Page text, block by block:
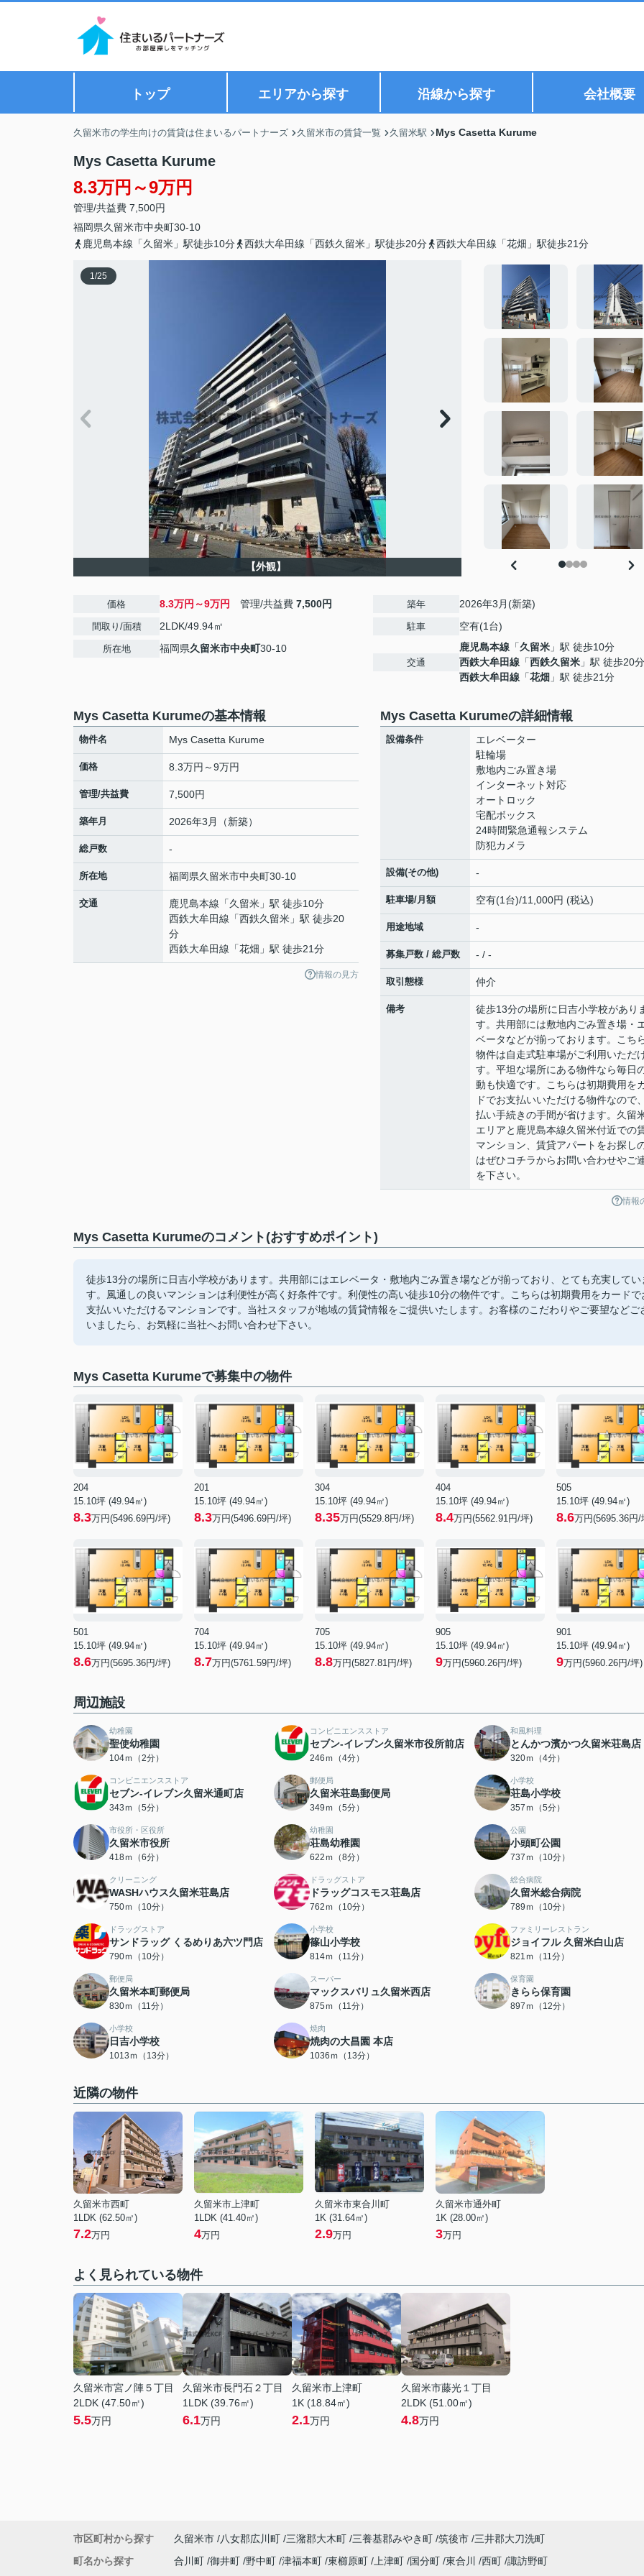
トップ エリアから探す 沿線から探す 会社概要
久留米市の学生向けの賃貸は住まいるパートナーズ 久留米市の賃貸一覧 久留米駅 Mys Casetta Kurume
Mys Casetta Kurume
8.3万円～9万円
管理/共益費 7,500円
福岡県久留米市中央町30-10
鹿児島本線「久留米」駅徒歩10分
西鉄大牟田線「西鉄久留米」駅徒歩20分 西鉄大牟田線「花畑」駅徒歩21分
1/25
【外観】
価格 8.3万円～9万円 管理/共益費 7,500円
間取り/面積 2LDK/49.94㎡
所在地 福岡県久留米市中央町30-10
築年 2026年3月(新築)
駐車 空有(1台)
交通
鹿児島本線 「久留米 」駅 徒歩10分
西鉄大牟田線 「西鉄久留米 」駅 徒歩20分
西鉄大牟田線 「花畑 」駅 徒歩21分
Mys Casetta Kurumeの基本情報
物件名 Mys Casetta Kurume
価格 8.3万円～9万円
管理/共益費 7,500円
築年月 2026年3月（新築）
総戸数 -
所在地 福岡県久留米市中央町30-10
交通 鹿児島本線 「久留米 」駅 徒歩10分
西鉄大牟田線 「西鉄久留米 」駅 徒歩20
分
西鉄大牟田線 「花畑 」駅 徒歩21分
情報の見方
Mys Casetta Kurumeの詳細情報
設備条件
エレベーター
駐輪場
敷地内ごみ置き場
インターネット対応
オートロック
宅配ボックス
24時間緊急通報システム
防犯カメラ
設備(その他) -
駐車場/月額 空有(1台)/11,000円 (税込)
用途地域 -
募集戸数 / 総戸数 - / -
取引態様 仲介
備考
徒歩13分の場所に日吉小学校があり
す。共用部には敷地内ごみ置き場・
ベータなどが揃っております。こち
物件は自走式駐車場がご利用いただ
す。平坦な場所にある物件なら毎日
動も快適です。こちらは初期費用を
ドでお支払いいただける物件なので
払い手続きの手間が省けます。久留
エリアと鹿児島本線久留米付近での
マンション、賃貸アパートをお探し
はぜひコチラからお問い合わせやご
を下さい。
情報
Mys Casetta Kurumeのコメント(おすすめポイント)
徒歩13分の場所に日吉小学校があります。共用部にはエレベータ・敷地内ごみ置き場などが揃っており、とても充実してい
す。風通しの良いマンションは利便性が高く好条件です。利便性の高い徒歩10分の物件です。こちらは初期費用をカードで
支払いいただけるマンションです。当社スタッフが地域の賃貸情報をご提供いたします。お客様のこだわりやご要望などご
いましたら、お気軽に当社へお問い合わせ下さい。
Mys Casetta Kurumeで募集中の物件
204
15.10坪 (49.94㎡)
8.3万円(5496.69円/坪)
201
15.10坪 (49.94㎡)
8.3万円(5496.69円/坪)
304
15.10坪 (49.94㎡)
8.35万円(5529.8円/坪)
404
15.10坪 (49.94㎡)
8.4万円(5562.91円/坪)
505
15.10坪 (49.94㎡)
8.6万円(5695.36円/
501
15.10坪 (49.94㎡)
8.6万円(5695.36円/坪)
704
15.10坪 (49.94㎡)
8.7万円(5761.59円/坪)
705
15.10坪 (49.94㎡)
8.8万円(5827.81円/坪)
905
15.10坪 (49.94㎡)
9万円(5960.26円/坪)
901
15.10坪 (49.94㎡)
9万円(5960.26円/坪)
周辺施設
幼稚園
聖使幼稚園
104ｍ（2分）
コンビニエンスストア
セブン-イレブン久留米市役所前店
246ｍ（4分）
和風料理
とんかつ濱かつ久留米荘島店
320ｍ（4分）
コンビニエンスストア
セブン-イレブン久留米通町店
343ｍ（5分）
郵便局
久留米荘島郵便局
349ｍ（5分）
小学校
荘島小学校
357ｍ（5分）
市役所・区役所
久留米市役所
418ｍ（6分）
幼稚園
荘島幼稚園
622ｍ（8分）
公園
小頭町公園
737ｍ（10分）
クリーニング
WASHハウス久留米荘島店
750ｍ（10分）
ドラッグストア
ドラッグコスモス荘島店
762ｍ（10分）
総合病院
久留米総合病院
789ｍ（10分）
ドラッグストア
サンドラッグ くるめりあ六ツ門店
790ｍ（10分）
小学校
篠山小学校
814ｍ（11分）
ファミリーレストラン
ジョイフル 久留米白山店
821ｍ（11分）
郵便局
久留米本町郵便局
830ｍ（11分）
スーパー
マックスバリュ久留米西店
875ｍ（11分）
保育園
きらら保育園
897ｍ（12分）
小学校
日吉小学校
1013ｍ（13分）
焼肉
焼肉の大昌園 本店
1036ｍ（13分）
近隣の物件
久留米市西町
1LDK (62.50㎡)
7.2万円
久留米市上津町
1LDK (41.40㎡)
4万円
久留米市東合川町
1K (31.64㎡)
2.9万円
久留米市通外町
1K (28.00㎡)
3万円
よく見られている物件
久留米市宮ノ陣５丁目
2LDK (47.50㎡)
5.5万円
久留米市長門石２丁目
1LDK (39.76㎡)
6.1万円
久留米市上津町
1K (18.84㎡)
2.1万円
久留米市藤光１丁目
2LDK (51.00㎡)
4.8万円
市区町村から探す 久留米市 八女郡広川町 三潴郡大木町 三養基郡みやき町 筑後市 三井郡大刀洗町
町名から探す
合川町 御井町 野中町 津福本町 東櫛原町 上津町 国分町 東合川 西町 諏訪野町